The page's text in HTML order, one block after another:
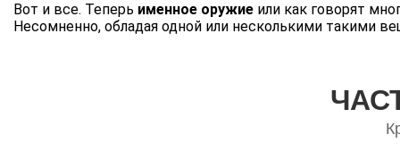
Вот и все. Теперь именное оружие или как говорят
Несомненно, обладая одной или несколькими такими